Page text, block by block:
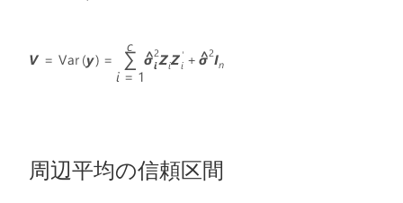
周辺平均の信頼区間